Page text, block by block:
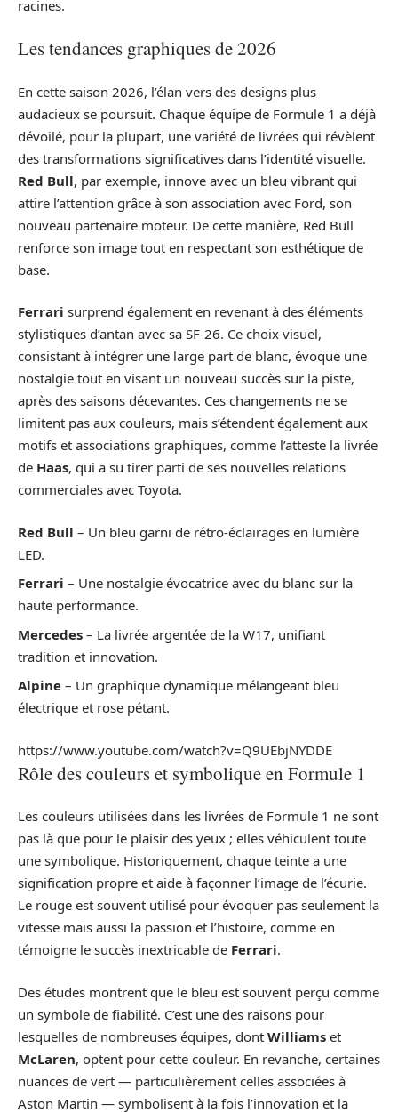
racines.
Les tendances graphiques de 2026
En cette saison 2026, l’élan vers des designs plus
audacieux se poursuit. Chaque équipe de Formule 1 a déjà
dévoilé, pour la plupart, une variété de livrées qui révèlent
des transformations significatives dans l’identité visuelle.
Red Bull, par exemple, innove avec un bleu vibrant qui
attire l’attention grâce à son association avec Ford, son
nouveau partenaire moteur. De cette manière, Red Bull
renforce son image tout en respectant son esthétique de
base.
Ferrari surprend également en revenant à des éléments
stylistiques d’antan avec sa SF-26. Ce choix visuel,
consistant à intégrer une large part de blanc, évoque une
nostalgie tout en visant un nouveau succès sur la piste,
après des saisons décevantes. Ces changements ne se
limitent pas aux couleurs, mais s’étendent également aux
motifs et associations graphiques, comme l’atteste la livrée
de Haas, qui a su tirer parti de ses nouvelles relations
commerciales avec Toyota.
Red Bull – Un bleu garni de rétro-éclairages en lumière
LED.
Ferrari – Une nostalgie évocatrice avec du blanc sur la
haute performance.
Mercedes – La livrée argentée de la W17, unifiant
tradition et innovation.
Alpine – Un graphique dynamique mélangeant bleu
électrique et rose pétant.
https://www.youtube.com/watch?v=Q9UEbjNYDDE
Rôle des couleurs et symbolique en Formule 1
Les couleurs utilisées dans les livrées de Formule 1 ne sont
pas là que pour le plaisir des yeux ; elles véhiculent toute
une symbolique. Historiquement, chaque teinte a une
signification propre et aide à façonner l’image de l’écurie.
Le rouge est souvent utilisé pour évoquer pas seulement la
vitesse mais aussi la passion et l’histoire, comme en
témoigne le succès inextricable de Ferrari.
Des études montrent que le bleu est souvent perçu comme
un symbole de fiabilité. C’est une des raisons pour
lesquelles de nombreuses équipes, dont Williams et
McLaren, optent pour cette couleur. En revanche, certaines
nuances de vert — particulièrement celles associées à
Aston Martin — symbolisent à la fois l’innovation et la